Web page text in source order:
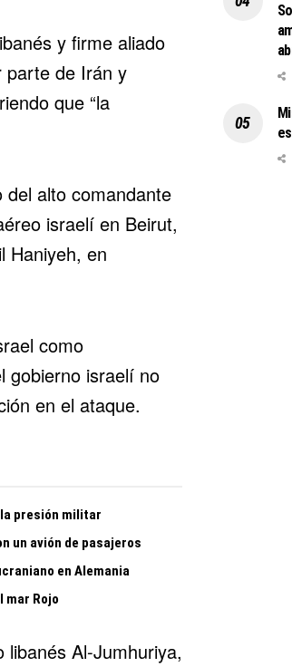
y firme aliado
parte de Irán y
que “la
alto comandante
israelí en Beirut,
Haniyeh, en
como
gobierno israelí no
en el ataque.
presión militar
un avión de pasajeros
en Alemania
mar Rojo
Al-Jumhuriya,